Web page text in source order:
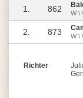
1. 862 W \
2. 873 W \
Richter